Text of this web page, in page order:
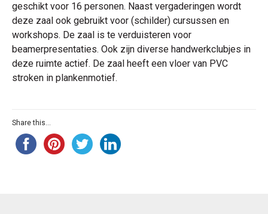
geschikt voor 16 personen. Naast vergaderingen wordt
deze zaal ook gebruikt voor (schilder) cursussen en
workshops. De zaal is te verduisteren voor
beamerpresentaties. Ook zijn diverse handwerkclubjes in
deze ruimte actief. De zaal heeft een vloer van PVC
stroken in plankenmotief.
Share this...